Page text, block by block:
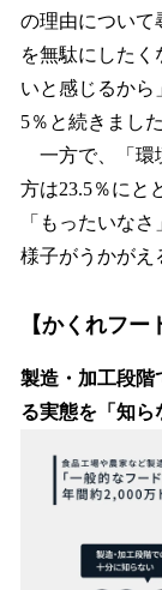
の理由について
を無駄にしたく
いと感じるから
5％と続きました
一方で、「環
方は23.5％にと
「もったいな
様子がうかがえ
【かくれフー
製造・加工段階
る実態を「知ら